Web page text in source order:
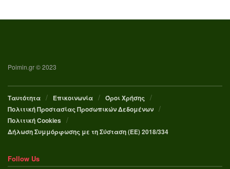
Poimin.gr © 2023
Ταυτότητα Επικοινωνία
Όροι Χρήσης
Πολιτική Προστασίας Προσωπικών Δεδομένων
Πολιτική Cookies
Δήλωση Συμμόρφωσης με τη Σύσταση (ΕΕ) 2018/334
Follow Us